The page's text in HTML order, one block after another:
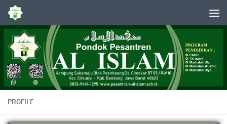
Skip to content
PROFILE